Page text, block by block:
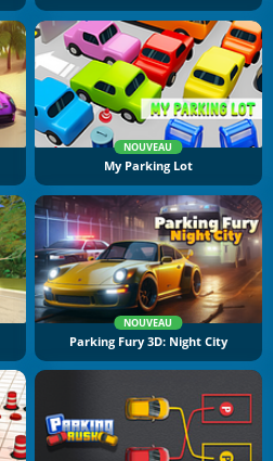
NOUVEAU
My Parking Lot
NOUVEAU
Parking Fury 3D: Night City